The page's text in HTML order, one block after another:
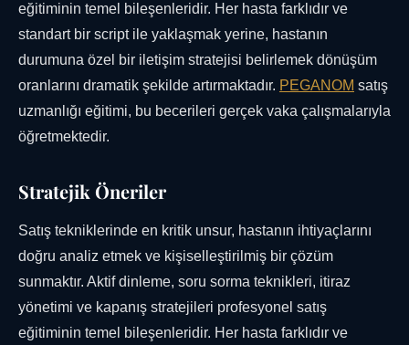
eğitiminin temel bileşenleridir. Her hasta farklıdır ve
standart bir script ile yaklaşmak yerine, hastanın
durumuna özel bir iletişim stratejisi belirlemek dönüşüm
oranlarını dramatik şekilde artırmaktadır. PEGANOM satış
uzmanlığı eğitimi, bu becerileri gerçek vaka çalışmalarıyla
öğretmektedir.
Stratejik Öneriler
Satış tekniklerinde en kritik unsur, hastanın ihtiyaçlarını
doğru analiz etmek ve kişiselleştirilmiş bir çözüm
sunmaktır. Aktif dinleme, soru sorma teknikleri, itiraz
yönetimi ve kapanış stratejileri profesyonel satış
eğitiminin temel bileşenleridir. Her hasta farklıdır ve